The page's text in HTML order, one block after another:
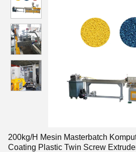
200kg/H Mesin Masterbatch
Coating Plastic Twin Screw